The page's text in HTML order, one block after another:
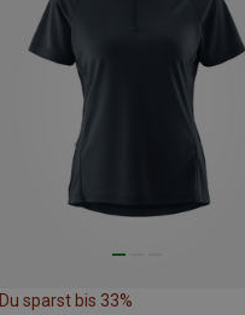
Du sparst bis 33%